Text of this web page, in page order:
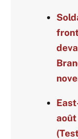
août